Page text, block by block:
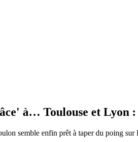
à… Toulouse et Lyon
semble enfin prêt à taper du poing